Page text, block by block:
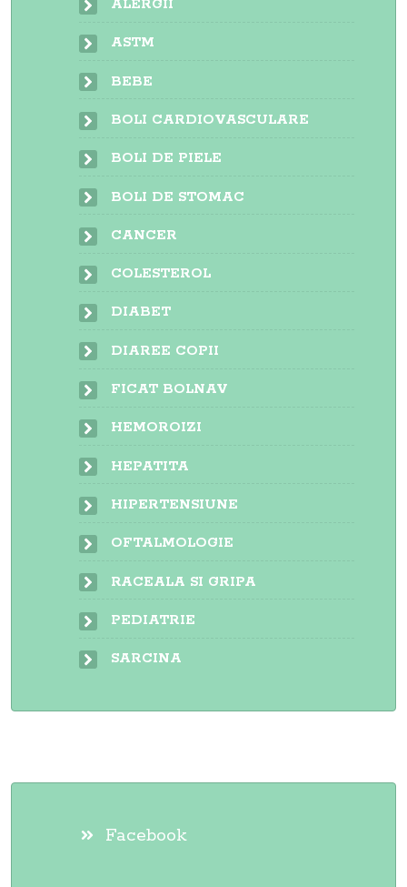
ALERGII
ASTM
BEBE
BOLI CARDIOVASCULARE
BOLI DE PIELE
BOLI DE STOMAC
CANCER
COLESTEROL
DIABET
DIAREE COPII
FICAT BOLNAV
HEMOROIZI
HEPATITA
HIPERTENSIUNE
OFTALMOLOGIE
RACEALA SI GRIPA
PEDIATRIE
SARCINA
Facebook